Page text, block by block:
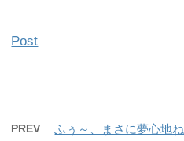
Post
PREV ふぅ～、まさに夢心地ね